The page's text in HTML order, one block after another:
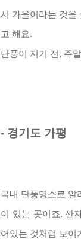
서 가을이라는 것을
고 해요.
단풍이 지기 전 , 주
- 경기도 가평
국내 단풍명소로 알
이 있는 곳이죠. 산
어있는 것처럼 보이